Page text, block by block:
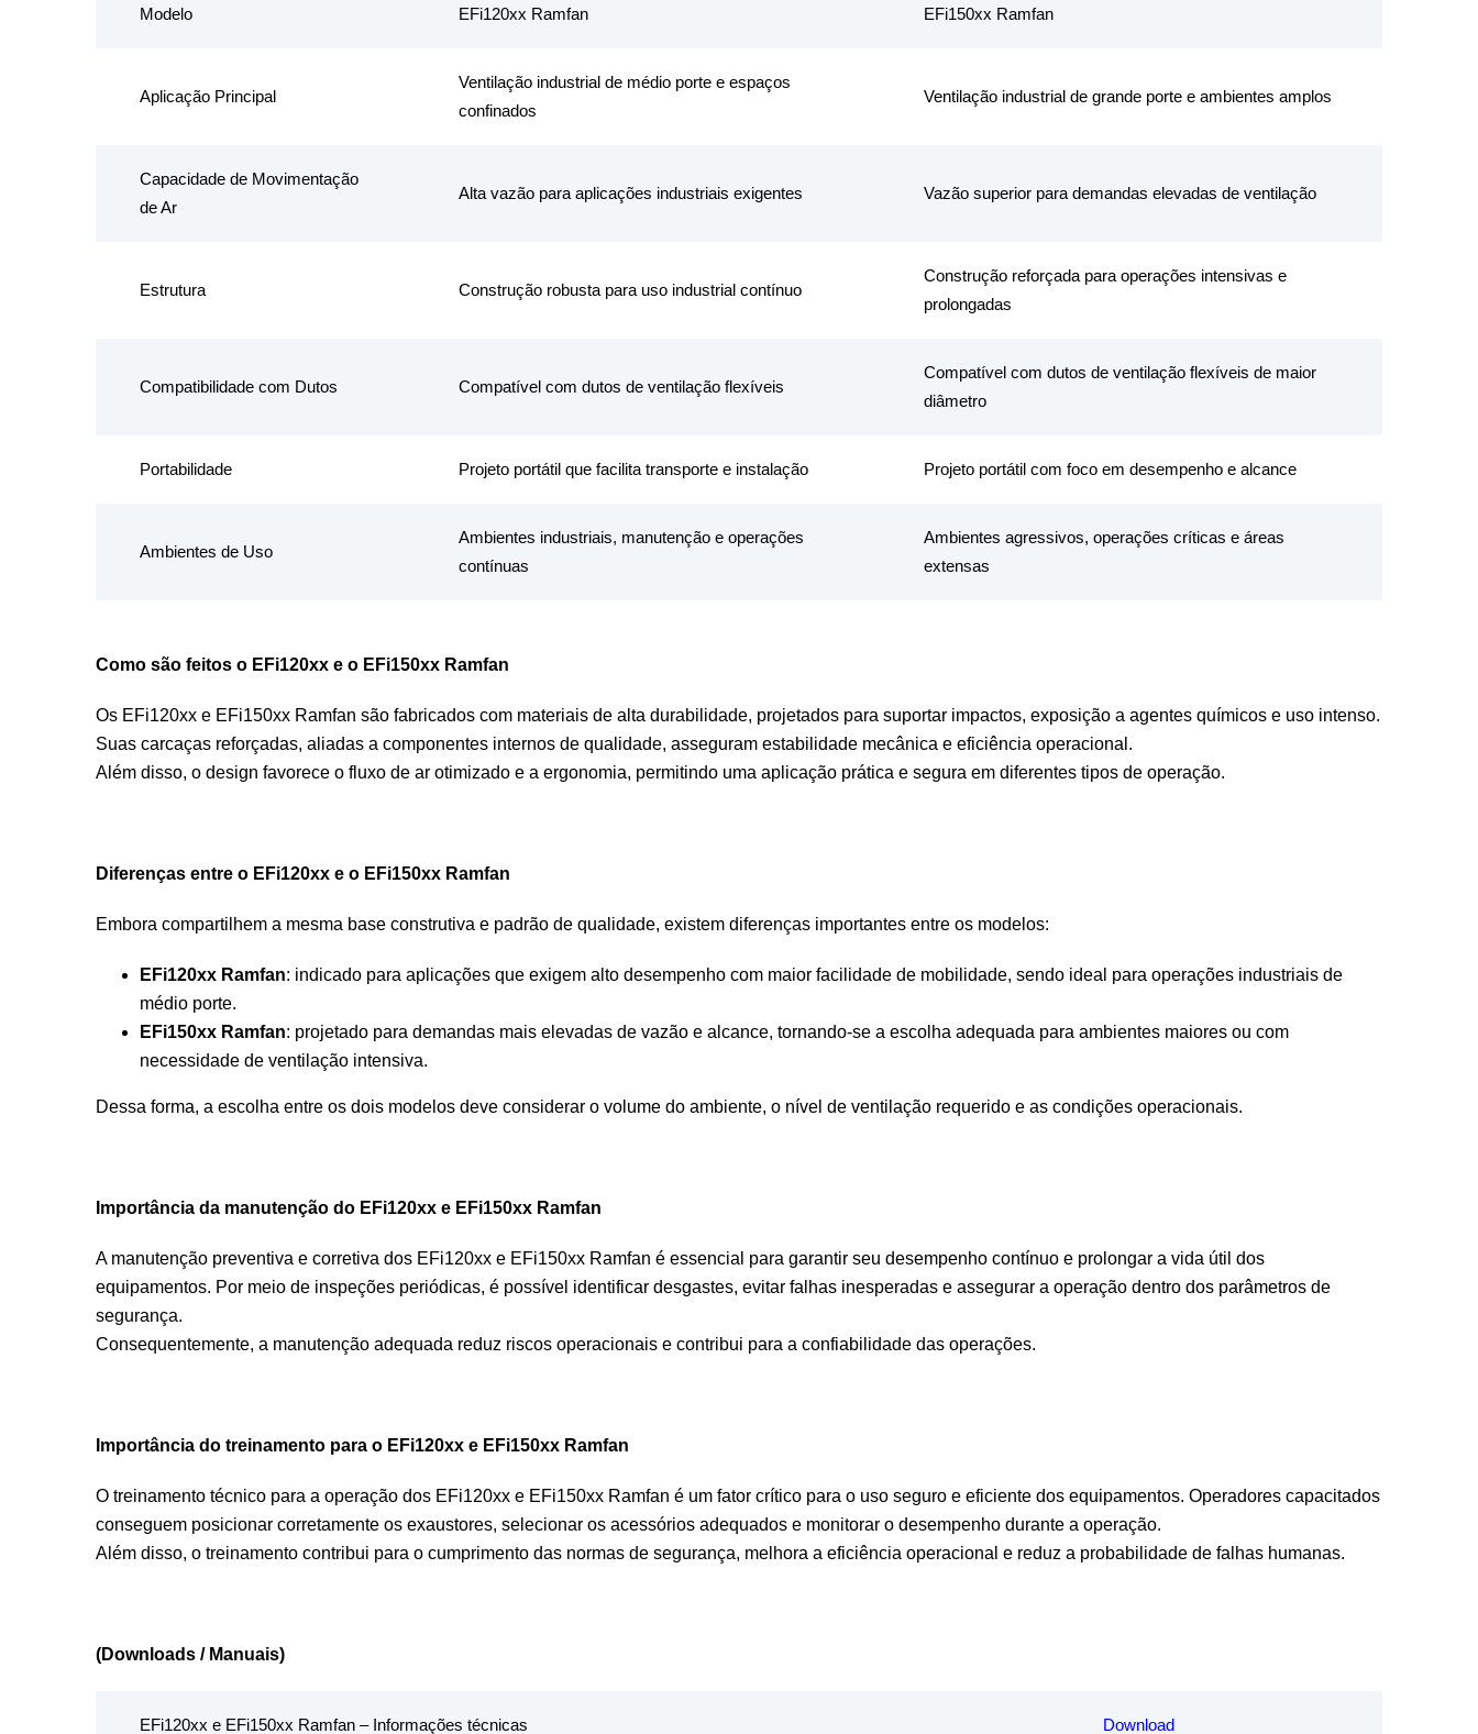
Modelo EFi120xx Ramfan EFi150xx Ramfan
Aplicação Principal
Ventilação industrial de médio porte e espaços
confinados
Ventilação industrial de grande porte e ambientes amplos
Capacidade de Movimentação
de Ar
Alta vazão para aplicações industriais exigentes Vazão superior para demandas elevadas de ventilação
Estrutura Construção robusta para uso industrial contínuo
Construção reforçada para operações intensivas e
prolongadas
Compatibilidade com Dutos Compatível com dutos de ventilação flexíveis
Compatível com dutos de ventilação flexíveis de maior
diâmetro
Portabilidade Projeto portátil que facilita transporte e instalação Projeto portátil com foco em desempenho e alcance
Ambientes de Uso
Ambientes industriais, manutenção e operações
contínuas
Ambientes agressivos, operações críticas e áreas
extensas
Como são feitos o EFi120xx e o EFi150xx Ramfan
Os EFi120xx e EFi150xx Ramfan são fabricados com materiais de alta durabilidade, projetados para suportar impactos, exposição a agentes químicos e uso intenso.
Suas carcaças reforçadas, aliadas a componentes internos de qualidade, asseguram estabilidade mecânica e eficiência operacional.
Além disso, o design favorece o fluxo de ar otimizado e a ergonomia, permitindo uma aplicação prática e segura em diferentes tipos de operação.
Diferenças entre o EFi120xx e o EFi150xx Ramfan
Embora compartilhem a mesma base construtiva e padrão de qualidade, existem diferenças importantes entre os modelos:
EFi120xx Ramfan: indicado para aplicações que exigem alto desempenho com maior facilidade de mobilidade, sendo ideal para operações industriais de
médio porte.
EFi150xx Ramfan: projetado para demandas mais elevadas de vazão e alcance, tornando-se a escolha adequada para ambientes maiores ou com
necessidade de ventilação intensiva.
Dessa forma, a escolha entre os dois modelos deve considerar o volume do ambiente, o nível de ventilação requerido e as condições operacionais.
Importância da manutenção do EFi120xx e EFi150xx Ramfan
A manutenção preventiva e corretiva dos EFi120xx e EFi150xx Ramfan é essencial para garantir seu desempenho contínuo e prolongar a vida útil dos
equipamentos. Por meio de inspeções periódicas, é possível identificar desgastes, evitar falhas inesperadas e assegurar a operação dentro dos parâmetros de
segurança.
Consequentemente, a manutenção adequada reduz riscos operacionais e contribui para a confiabilidade das operações.
Importância do treinamento para o EFi120xx e EFi150xx Ramfan
O treinamento técnico para a operação dos EFi120xx e EFi150xx Ramfan é um fator crítico para o uso seguro e eficiente dos equipamentos. Operadores capacitados
conseguem posicionar corretamente os exaustores, selecionar os acessórios adequados e monitorar o desempenho durante a operação.
Além disso, o treinamento contribui para o cumprimento das normas de segurança, melhora a eficiência operacional e reduz a probabilidade de falhas humanas.
(Downloads / Manuais)
EFi120xx e EFi150xx Ramfan – Informações técnicas Download